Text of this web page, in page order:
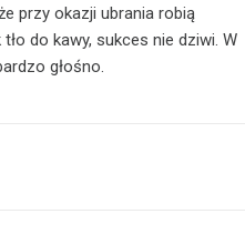
przy okazji ubrania robią
do kawy, sukces nie dziwi. W
głośno.